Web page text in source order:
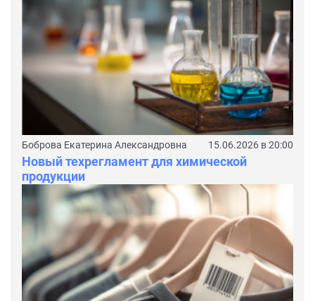
Боброва Екатерина Александровна 15.06.2026 в 20:00
Новый техрегламент для химической
продукции